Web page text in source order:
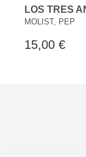
LOS TRES
MOLIST, PEP
15,00 €